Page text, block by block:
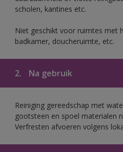
scholen, kantines etc.
Niet geschikt voor ruimtes met
badkamer, doucheruimte, etc.
2. Na gebruik
Reiniging gereedschap met
gootsteen en spoel materialen
Verfresten afvoeren volgens